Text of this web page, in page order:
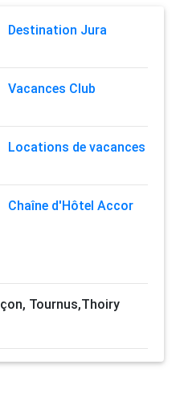
Destination Jura
Vacances Club
Locations de vacances
Chaîne d'Hôtel Accor
Tournus,Thoiry